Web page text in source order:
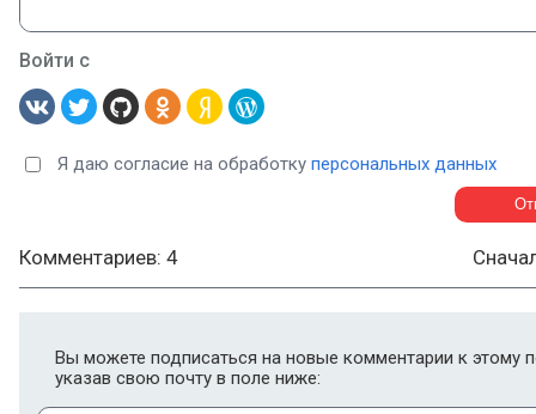
Войти с
Я даю согласие на обработку персональных данных
Комментариев: 4
Вы можете подписаться на новые комментарии к этому
указав свою почту в поле ниже: